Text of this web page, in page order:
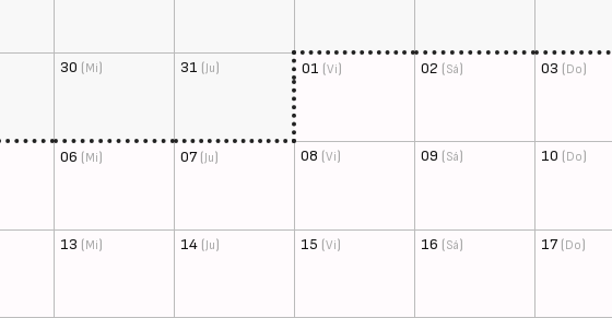
30 (Mi) 31 (Ju) 01 (Vi) 02 (Sá) 03 (Do)
06 (Mi) 07(Ju) 08 (Vi) 09 (Sá) 10 (Do)
13 (Mi) 14 (Ju) 15 (Vi) 16 (Sá) 17(Do)